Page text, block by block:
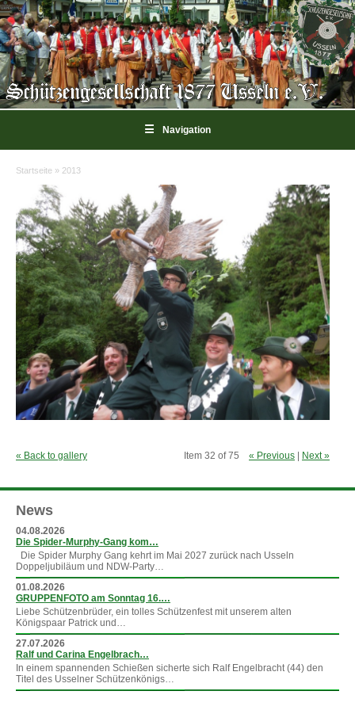
☰ Navigation
Sie sind hier
Startseite » 2013
« Back to gallery Item 32 of 75 « Previous Next »
News
04.08.2026
Die Spider-Murphy-Gang kom…
Die Spider Murphy Gang kehrt im Mai 2027 zurück nach Usseln
Doppeljubiläum und NDW-Party…
01.08.2026
GRUPPENFOTO am Sonntag 16.…
Liebe Schützenbrüder, ein tolles Schützenfest mit unserem alten
Königspaar Patrick und…
27.07.2026
Ralf und Carina Engelbrach…
In einem spannenden Schießen sicherte sich Ralf Engelbracht (44) den
Titel des Usselner Schützenkönigs…